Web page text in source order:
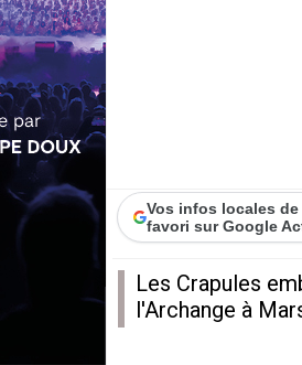
Vos infos locales
favori sur Google
Les Crapules
l'Archange à